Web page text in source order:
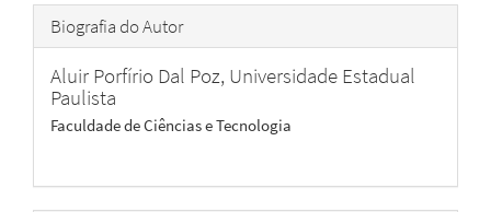
Biografia do Autor
Aluir Porfírio Dal Poz, Universidade Estadual
Paulista
Faculdade de Ciências e Tecnologia